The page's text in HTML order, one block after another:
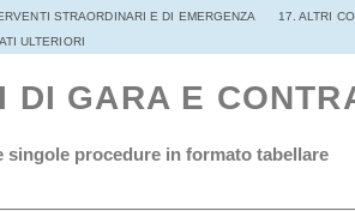
STRAORDINARI E DI EMERGENZA 17. ALTRI
ULTERIORI
DI GARA E
singole procedure in formato tabellare